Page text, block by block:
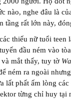
nào, nghe đâu là
tầng rất lớn này,
thiếu nữ tuổi teen
đầu ném vào
mắt thấy, tuy tờ
ném ra ngoài
lất phất ấm lòng
từng chỉ huy tại